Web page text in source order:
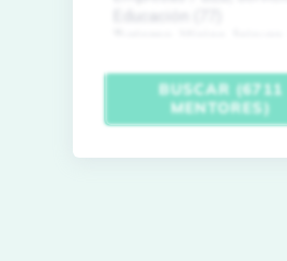
BUSCAR (6711
MENTORES)